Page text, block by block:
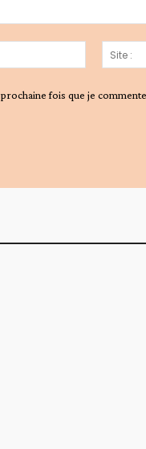
Email
:*
fois que je